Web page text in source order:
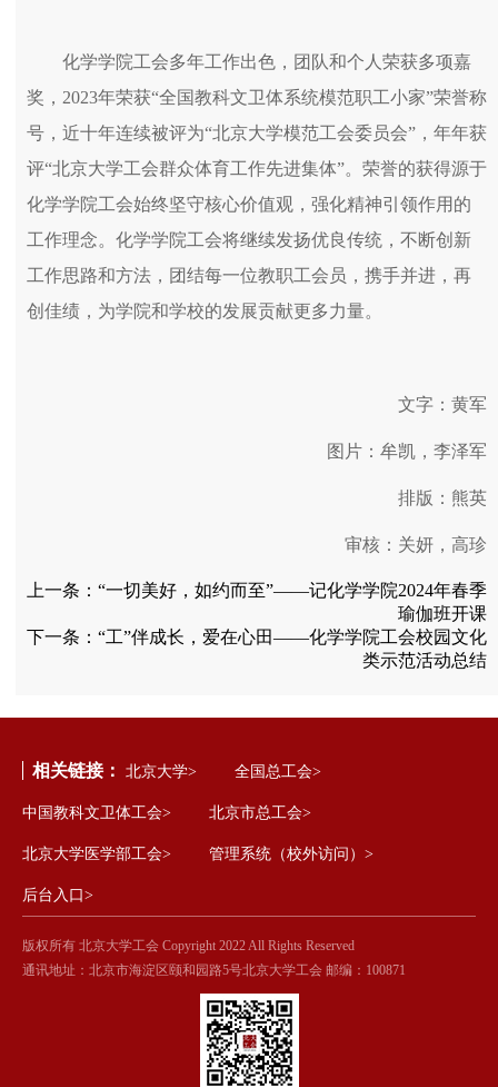
化学学院工会多年工作出色，团队和个人荣获多项嘉
奖，2023年荣获“全国教科文卫体系统模范职工小家”荣誉称
号，近十年连续被评为“北京大学模范工会委员会”，年年获
评“北京大学工会群众体育工作先进集体”。荣誉的获得源于
化学学院工会始终坚守核心价值观，强化精神引领作用的
工作理念。化学学院工会将继续发扬优良传统，不断创新
工作思路和方法，团结每一位教职工会员，携手并进，再
创佳绩，为学院和学校的发展贡献更多力量。
文字：黄军
图片：牟凯，李泽军
排版：熊英
审核：关妍，高珍
上一条： “一切美好，如约而至”——记化学学院2024年春季
瑜伽班开课
下一条： “工”伴成长，爱在心田——化学学院工会校园文化
类示范活动总结
相关链接： 北京大学> 全国总工会>
中国教科文卫体工会> 北京市总工会>
北京大学医学部工会> 管理系统（校外访问）>
后台入口>
版权所有 北京大学工会 Copyright 2022 All Rights Reserved
通讯地址：北京市海淀区颐和园路5号北京大学工会 邮编：100871